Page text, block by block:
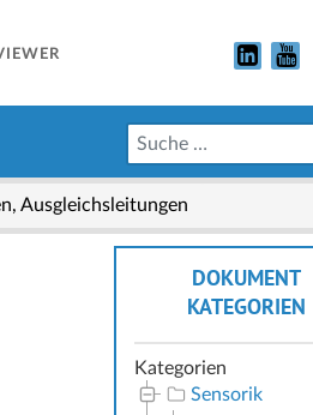
Ausgleichsleitungen
DOKUMENT
KATEGORIEN
Kategorien
Sensorik